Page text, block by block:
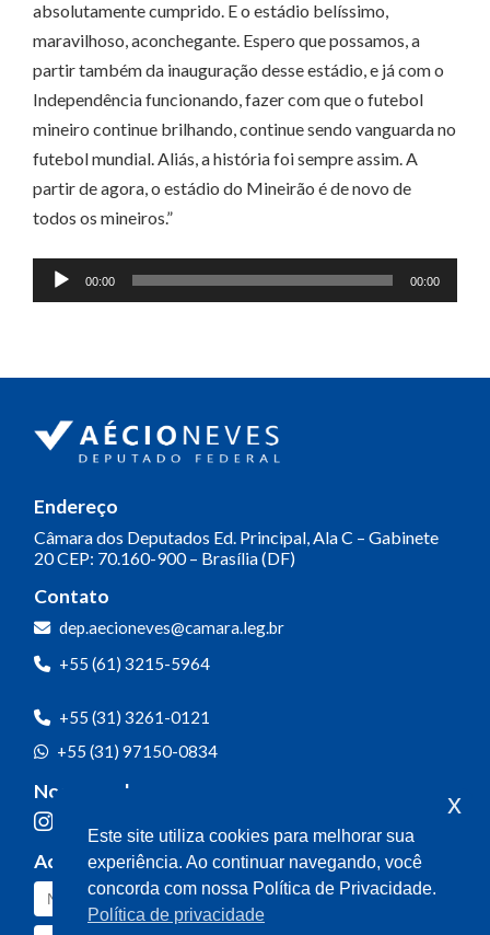
absolutamente cumprido. E o estádio belíssimo,
maravilhoso, aconchegante. Espero que possamos, a
partir também da inauguração desse estádio, e já com o
Independência funcionando, fazer com que o futebol
mineiro continue brilhando, continue sendo vanguarda no
futebol mundial. Aliás, a história foi sempre assim. A
partir de agora, o estádio do Mineirão é de novo de
todos os mineiros.”
Tocador
de
00:00 00:00
Endereço
Câmara dos Deputados Ed. Principal, Ala C – Gabinete
20CEP: 70.160-900 – Brasília (DF)
Contato
dep.aecioneves@camara.leg.br
+55 (61) 3215-5964
+55 (31) 3261-0121
+55 (31) 97150-0834
Nossas redes
Acompanhe o meu mandato
Este site utiliza cookies para melhorar sua
experiência. Ao continuar navegando, você
concorda com nossa Política de Privacidade.
Política de privacidade
x